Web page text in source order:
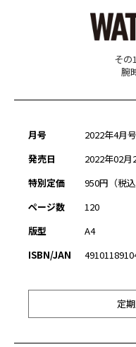
その
腕
月号
2022年4月号
発売日
2022年02月
特別定価
950円（税込
ページ数
120
版型
A4
ISBN/JAN
定